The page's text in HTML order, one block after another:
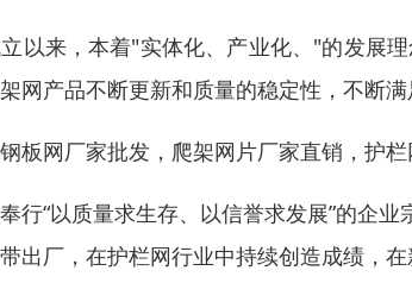
以来，本着"实体化、产业化、"的发展
网产品不断更新和质量的稳定性，不断满
板网厂家批发，爬架网片厂家直销，护
行“以质量求生存、以信誉求发展”的企
出厂，在护栏网行业中持续创造成绩，在